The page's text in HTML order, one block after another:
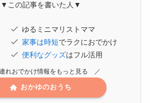
▼この記事を書いた人▼
ゆるミニマリストママ
家事は時短でラクにおでかけ
便利なグッズはフル活用
れおでかけ情報をもっと見る ／
おかゆのおうち